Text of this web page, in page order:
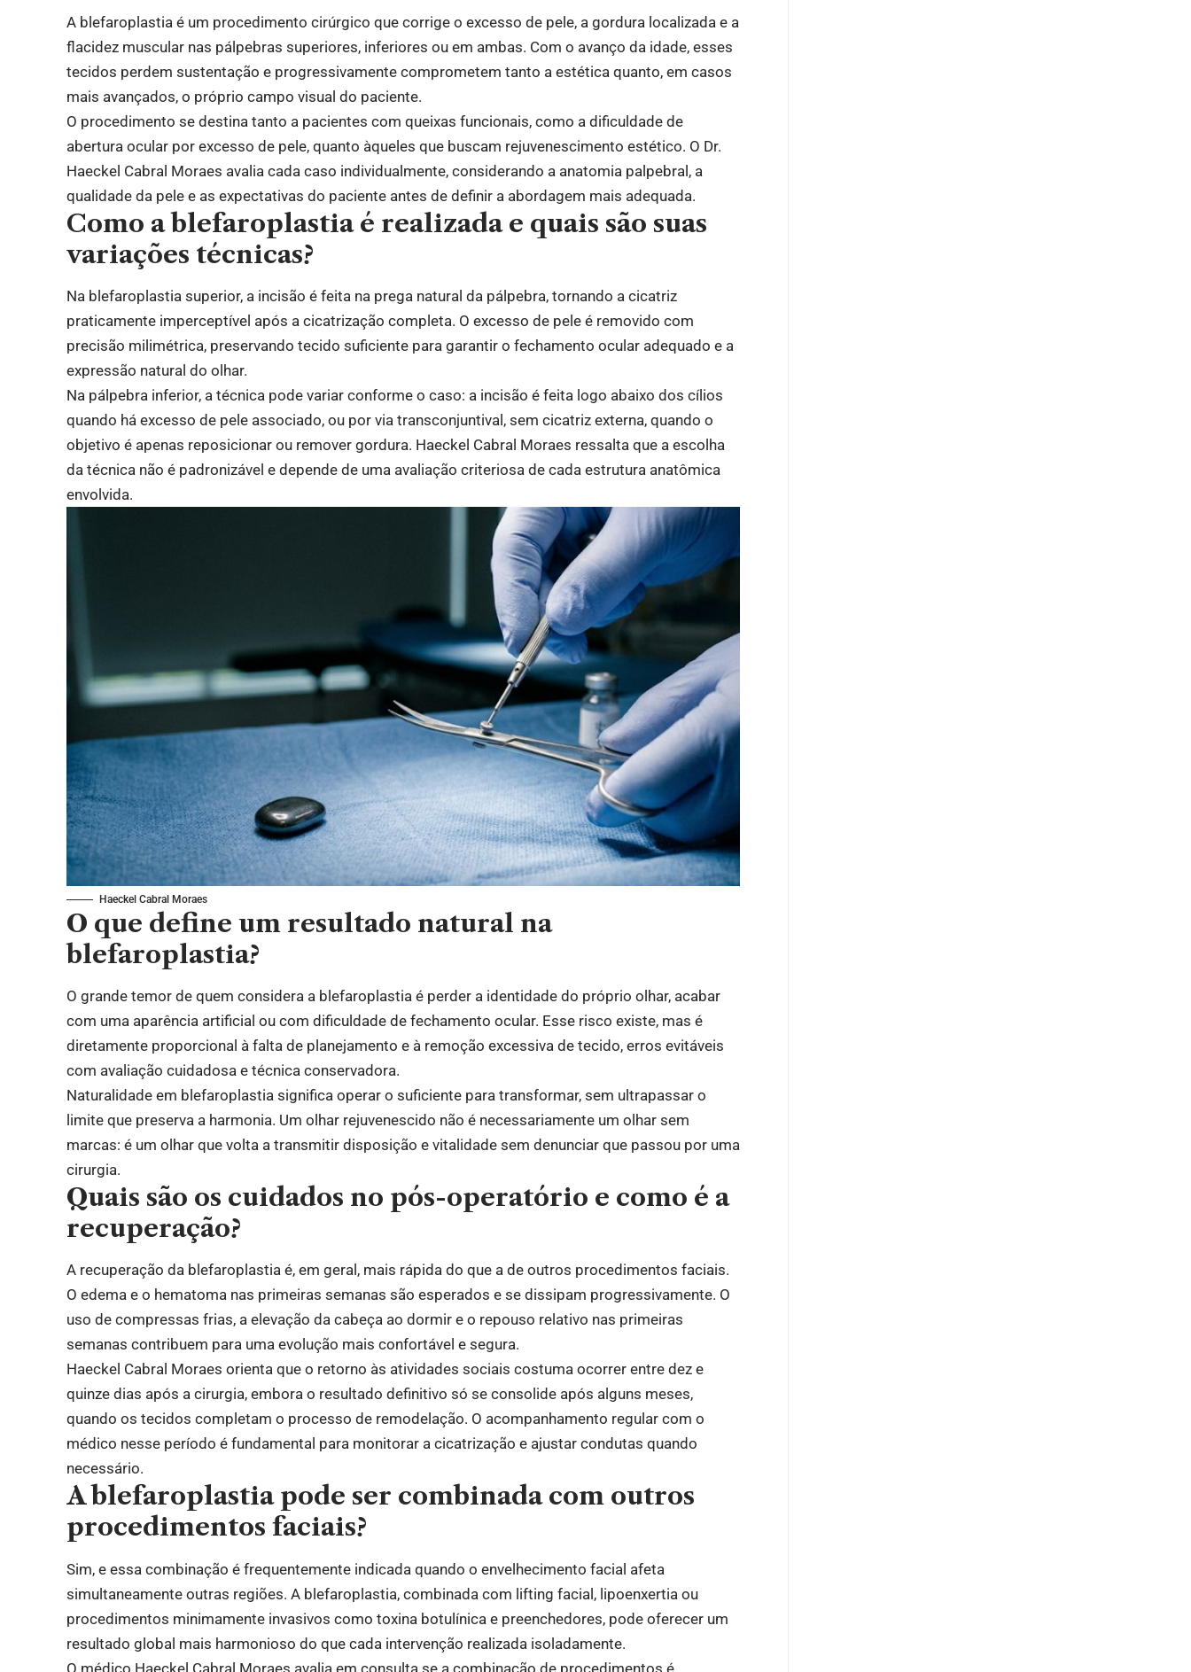
A blefaroplastia é um procedimento cirúrgico que corrige o excesso de pele, a gordura localizada e a
flacidez muscular nas pálpebras superiores, inferiores ou em ambas. Com o avanço da idade, esses
tecidos perdem sustentação e progressivamente comprometem tanto a estética quanto, em casos
mais avançados, o próprio campo visual do paciente.
O procedimento se destina tanto a pacientes com queixas funcionais, como a dificuldade de
abertura ocular por excesso de pele, quanto àqueles que buscam rejuvenescimento estético. O Dr.
Haeckel Cabral Moraes avalia cada caso individualmente, considerando a anatomia palpebral, a
qualidade da pele e as expectativas do paciente antes de definir a abordagem mais adequada.
Como a blefaroplastia é realizada e quais são suas
variações técnicas?
Na blefaroplastia superior, a incisão é feita na prega natural da pálpebra, tornando a cicatriz
praticamente imperceptível após a cicatrização completa. O excesso de pele é removido com
precisão milimétrica, preservando tecido suficiente para garantir o fechamento ocular adequado e a
expressão natural do olhar.
Na pálpebra inferior, a técnica pode variar conforme o caso: a incisão é feita logo abaixo dos cílios
quando há excesso de pele associado, ou por via transconjuntival, sem cicatriz externa, quando o
objetivo é apenas reposicionar ou remover gordura. Haeckel Cabral Moraes ressalta que a escolha
da técnica não é padronizável e depende de uma avaliação criteriosa de cada estrutura anatômica
envolvida.
Haeckel Cabral Moraes
O que define um resultado natural na
blefaroplastia?
O grande temor de quem considera a blefaroplastia é perder a identidade do próprio olhar, acabar
com uma aparência artificial ou com dificuldade de fechamento ocular. Esse risco existe, mas é
diretamente proporcional à falta de planejamento e à remoção excessiva de tecido, erros evitáveis
com avaliação cuidadosa e técnica conservadora.
Naturalidade em blefaroplastia significa operar o suficiente para transformar, sem ultrapassar o
limite que preserva a harmonia. Um olhar rejuvenescido não é necessariamente um olhar sem
marcas: é um olhar que volta a transmitir disposição e vitalidade sem denunciar que passou por uma
cirurgia.
Quais são os cuidados no pós-operatório e como é a
recuperação?
A recuperação da blefaroplastia é, em geral, mais rápida do que a de outros procedimentos faciais.
O edema e o hematoma nas primeiras semanas são esperados e se dissipam progressivamente. O
uso de compressas frias, a elevação da cabeça ao dormir e o repouso relativo nas primeiras
semanas contribuem para uma evolução mais confortável e segura.
Haeckel Cabral Moraes orienta que o retorno às atividades sociais costuma ocorrer entre dez e
quinze dias após a cirurgia, embora o resultado definitivo só se consolide após alguns meses,
quando os tecidos completam o processo de remodelação. O acompanhamento regular com o
médico nesse período é fundamental para monitorar a cicatrização e ajustar condutas quando
necessário.
A blefaroplastia pode ser combinada com outros
procedimentos faciais?
Sim, e essa combinação é frequentemente indicada quando o envelhecimento facial afeta
simultaneamente outras regiões. A blefaroplastia, combinada com lifting facial, lipoenxertia ou
procedimentos minimamente invasivos como toxina botulínica e preenchedores, pode oferecer um
resultado global mais harmonioso do que cada intervenção realizada isoladamente.
O médico Haeckel Cabral Moraes avalia em consulta se a combinação de procedimentos é